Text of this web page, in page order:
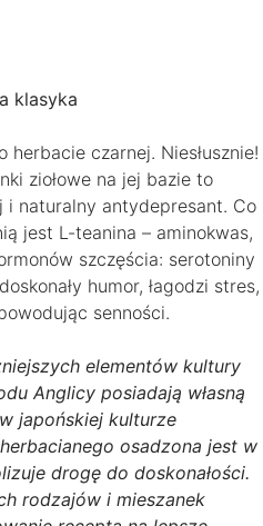
klasyka
czarnej. Niesłusznie!
ziołowe na jej bazie to
i naturalny antydepresant. Co
jest L-teanina – aminokwas,
szczęścia: serotoniny
humor, łagodzi stres,
senności.
elementów kultury
Anglicy posiadają własną
japońskiej kulturze
osadzona jest w
drogę do doskonałości.
rodzajów i mieszanek